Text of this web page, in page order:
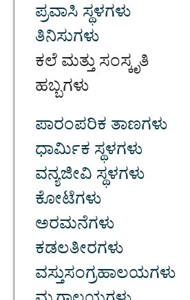
ಪ್ರವಾಸಿ ಸ್ಥಳಗಳು
ತಿನಿಸುಗಳು
ಕಲೆ ಮತ್ತು ಸಂಸ್ಕೃತಿ
ಹಬ್ಬಗಳು
ಪಾರಂಪರಿಕ ತಾಣಗಳು
ಧಾರ್ಮಿಕ ಸ್ಥಳಗಳು
ವನ್ಯಜೀವಿ ಸ್ಥಳಗಳು
ಕೋಟೆಗಳು
ಅರಮನೆಗಳು
ಕಡಲತೀರಗಳು
ವಸ್ತುಸಂಗ್ರಹಾಲಯಗಳು